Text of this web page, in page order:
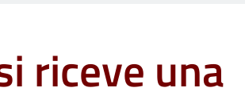
riceve una